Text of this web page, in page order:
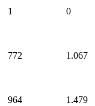
1 0
772 1.067
964 1.479